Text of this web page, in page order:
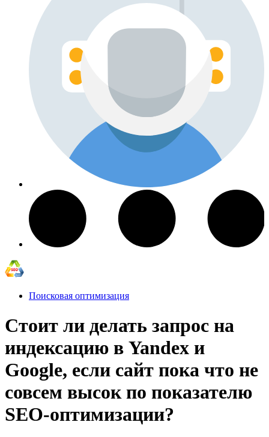
Поисковая оптимизация
Стоит ли делать запрос на
индексацию в Yandex и
Google, если сайт пока что не
совсем высок по показателю
SEO-оптимизации?